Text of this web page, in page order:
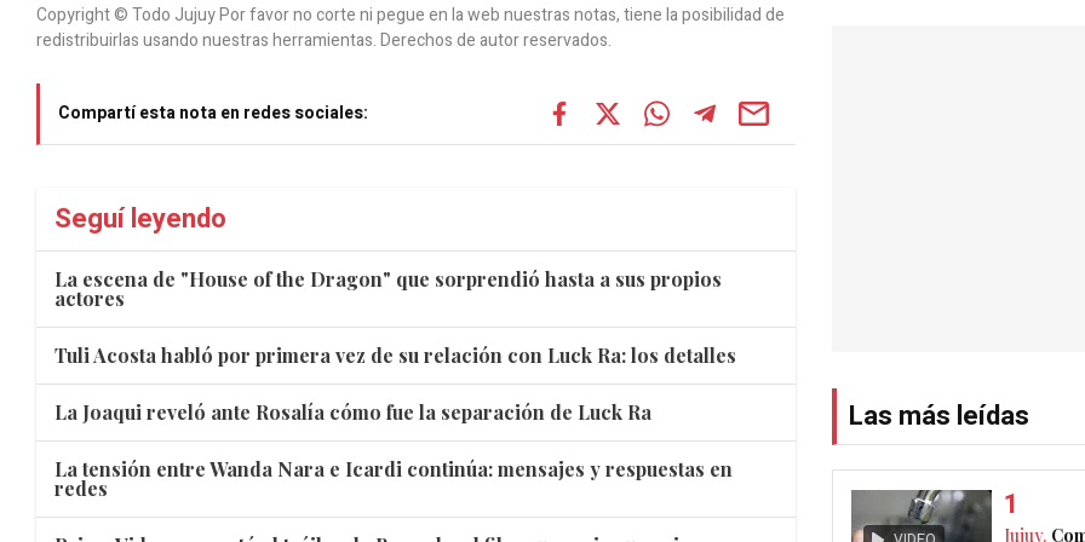
Copyright © Todo Jujuy Por favor no corte ni pegue en la web nuestras notas, tiene la posibilidad de
redistribuirlas usando nuestras herramientas. Derechos de autor reservados.
Compartí esta nota en redes sociales:
Seguí leyendo
La escena de "House of the Dragon" que sorprendió hasta a sus propios
actores
Tuli Acosta habló por primera vez de su relación con Luck Ra: los detalles
La Joaqui reveló ante Rosalía cómo fue la separación de Luck Ra
La tensión entre Wanda Nara e Icardi continúa: mensajes y respuestas en
redes
Las más leídas
Jujuy.